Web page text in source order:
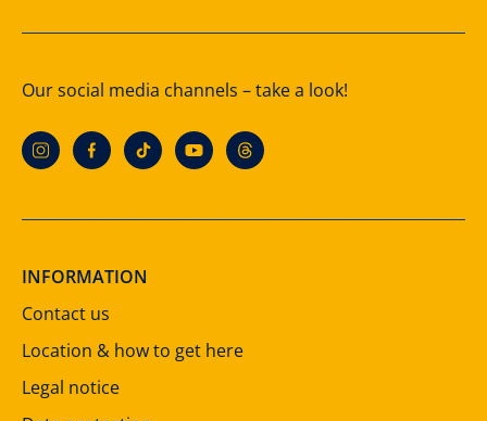
Our social media channels – take a look!
INFORMATION
Contact us
Location & how to get here
Legal notice